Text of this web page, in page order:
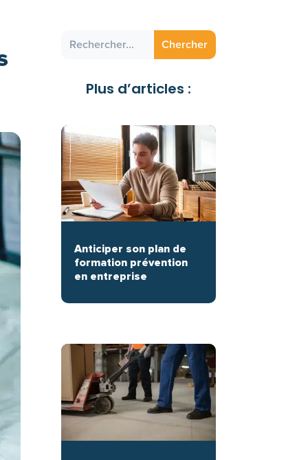
Plus d’articles :
Anticiper son plan de
formation prévention
en entreprise